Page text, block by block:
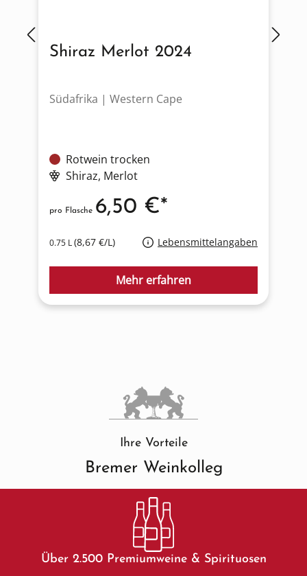
Shiraz Merlot 2024
Südafrika | Western Cape
Rotwein trocken
Shiraz, Merlot
0.75 L(8,67 €/L) Lebensmittelangaben
pro Flasche 6,50 €*
Mehr erfahren
Ihre Vorteile
Bremer Weinkolleg
Über 2.500 Premiumweine & Spirituosen